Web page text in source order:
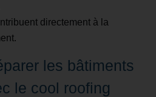
directement à la
les bâtiments
le cool roofing